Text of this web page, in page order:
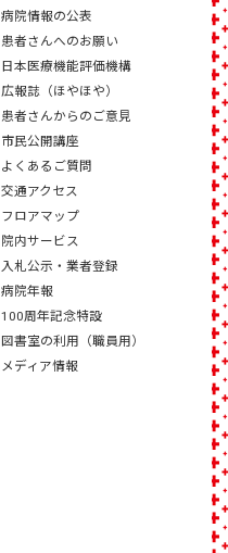
病院情報の公表
患者さんへのお願い
日本医療機能評価機構
広報誌（ほやほや）
患者さんからのご意見
市民公開講座
よくあるご質問
交通アクセス
フロアマップ
院内サービス
入札公示・業者登録
病院年報
100周年記念特設
図書室の利用（職員用）
メディア情報